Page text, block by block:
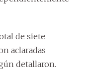
de siete
aclaradas
detallaron.